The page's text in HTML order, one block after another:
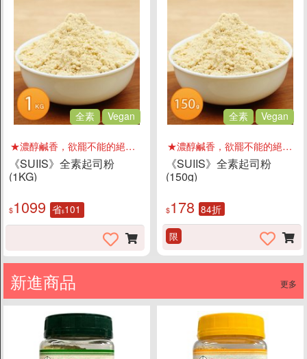
全素 Vegan
★濃醇鹹香，欲罷不能的絕妙滋味
《SUIIS》全素起司粉
(1KG)
$1099 省$101
全素 Vegan
★濃醇鹹香，欲罷不能的絕妙滋味
《SUIIS》全素起司粉
(150g)
$178 84折
限
新進商品 更多